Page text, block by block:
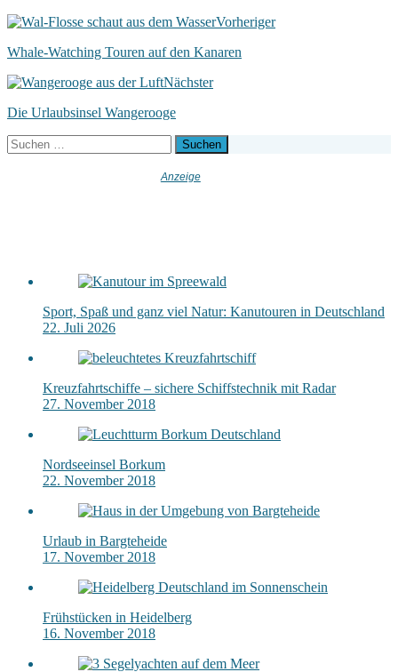
Vorheriger
Whale-Watching Touren auf den Kanaren
Nächster
Die Urlaubsinsel Wangerooge
Suchen
nach:
Sport, Spaß und ganz viel Natur: Kanutouren in Deutschland
22. Juli 2026
Kreuzfahrtschiffe – sichere Schiffstechnik mit Radar
27. November 2018
Nordseeinsel Borkum
22. November 2018
Urlaub in Bargteheide
17. November 2018
Frühstücken in Heidelberg
16. November 2018